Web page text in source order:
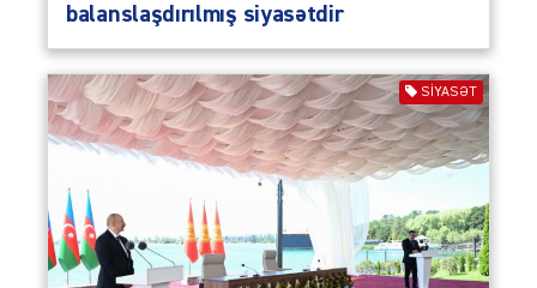
balanslaşdırılmış siyasətdir
SIYASƏT